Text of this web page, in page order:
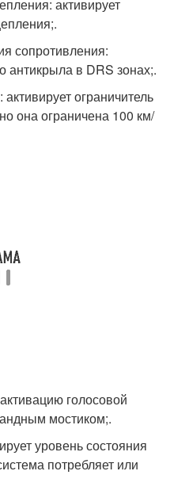
активирует
сопротивления:
антикрыла в DRS зонах;.
ограничитель
она ограничена 100 км/
голосовой
мостиком;.
уровень состояния
потребляет или